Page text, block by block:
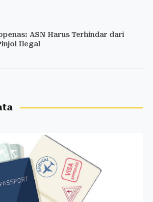
ASN Harus Terhindar dari
Ilegal